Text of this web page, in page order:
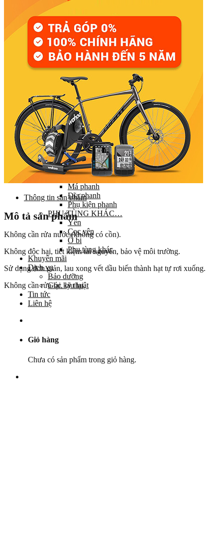
Gạt líp / Gạt đĩa
Xích (Sên)
Líp
Pedal (Bàn đạp)
HỆ THỐNG CHUYỂN ĐỘNG
Trục giữa
Moay ơ
Vành xe (Niềng)
Săm xe (Ruột xe)
Lốp xe (Vỏ xe)
Nan hoa (Căm)
HỆ THỐNG LÁI
Ghi đông (Tay lái)
Pô tăng
Cổ phuộc
Phuộc (Giảm xóc)
HỆ THỐNG PHANH
Bộ phanh / Cụm phanh
Tay phanh / Dây
Má phanh
Đĩa phanh
Phụ kiện phanh
PHỤ TÙNG KHÁC…
Yên
Cọc yên
Ổ bi
Phụ tùng khác
Khuyến mãi
Dịch vụ
Bảo dưỡng
Góc kỹ thuật
Tin tức
Liên hệ
Giỏ hàng
Chưa có sản phẩm trong giỏ hàng.
Thông tin sản phẩm
Mô tả sản phẩm
Không cần rửa nước (không có cồn).
Không độc hại, tiết kiệm tài nguyên, bảo vệ môi trường.
Sử dụng đơn giản, lau xong vết dầu biến thành hạt tự rơi xuống.
Không cần rửa lại, lau lại.